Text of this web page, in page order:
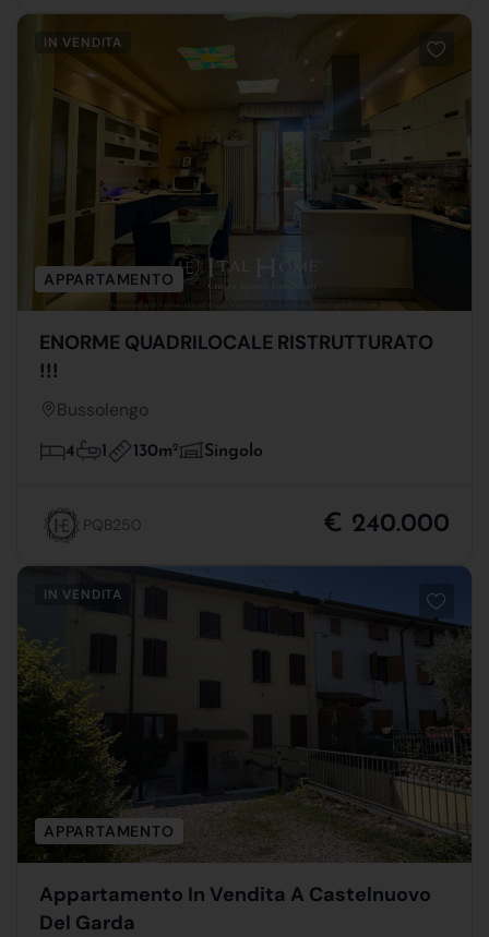
IN VENDITA
APPARTAMENTO
ENORME QUADRILOCALE RISTRUTTURATO
!!!
Bussolengo
4 1 130m2 Singolo
PQB250 € 240.000
IN VENDITA
APPARTAMENTO
Appartamento In Vendita A Castelnuovo
Del Garda